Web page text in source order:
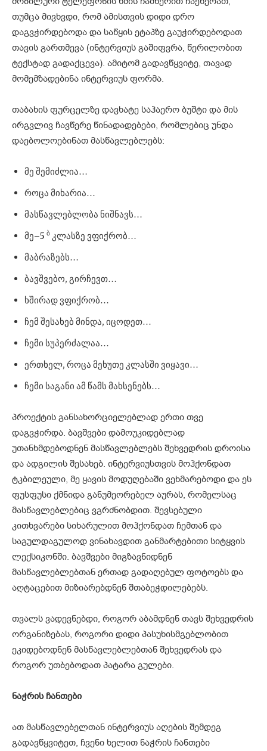
თუმცა მივხვდი, რომ ამისთვის დიდი დრო
დაგვჭირდებოდა და საწყის ეტაპზე გაუჭირდებოდათ
თავის გართმევა (ინტერვიუს გაშიფვრა, წერილობით
ტექსტად გადაქცევა). ამიტომ გადავწყვიტე, თავად
მომემზადებინა ინტერვიუს ფორმა.
თაბახის ფურცელზე დავხატე საჰაერო ბუშტი და მის
ირგვლივ ჩავწერე წინადადებები, რომლებიც უნდა
დაებოლოებინათ მასწავლებლებს:
მე შემიძლია…
როცა მიხარია…
მასწავლებლობა ნიშნავს…
მე–5 ბ კლასზე ვფიქრობ…
მაბრაზებს…
ბავშვებო, გირჩევთ…
ხშირად ვფიქრობ…
ჩემ შესახებ მინდა, იცოდეთ…
ჩემი სუპერძალაა…
ერთხელ, როცა მეხუთე კლასში ვიყავი…
ჩემი საგანი ამ წამს მახსენებს…
პროექტის განსახორციელებლად ერთი თვე
დაგვჭირდა. ბავშვები დამოუკიდებლად
უთანხმდებოდნენ მასწავლებლებს შეხვედრის დროისა
და ადგილის შესახებ. ინტერვიუსთვის მოჰქონდათ
ტკბილეული, მე ყავის მოდუღებაში ვეხმარებოდი და ეს
ფუსფუსი ქმნიდა განუმეორებელ აურას, რომელსაც
მასწავლებლებიც ვგრძნობდით. შევსებული
კითხვარები სიხარულით მოჰქონდათ ჩემთან და
საგულდაგულოდ ვინახავდით განმარტებითი სიტყვის
ლექსიკონში. ბავშვები მიგზავნიდნენ
მასწავლებლებთან ერთად გადაღებულ ფოტოებს და
აღტაცებით მიზიარებდნენ შთაბეჭდილებებს.
თვალს ვადევნებდი, როგორ აბამდნენ თავს შეხვედრის
ორგანიზებას, როგორი დიდი პასუხისმგებლობით
ეკიდებოდნენ მასწავლებლებთან შეხვედრას და
როგორ უთბებოდათ პატარა გულები.
ნაჭრის ჩანთები
ათ მასწავლებელთან ინტერვიუს აღების შემდეგ
გადავწყვიტეთ, ჩვენი ხელით ნაჭრის ჩანთები